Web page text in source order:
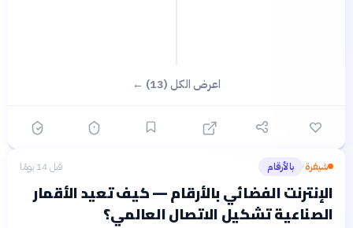
اعرض الكل (13) ←
شيفرة› بالأرقام قبل 14 يومًا
الإنترنت الفضائي بالأرقام — كيف تعيد الأقمار
الصناعية تشكيل الاتصال العالمي؟